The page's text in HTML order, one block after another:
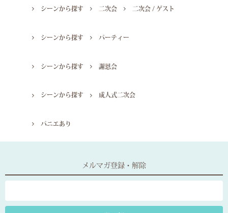
シーンから探す 二次会 二次会 / ゲスト
シーンから探す パーティー
シーンから探す 謝恩会
シーンから探す 成人式二次会
パニエあり
メルマガ登録・解除